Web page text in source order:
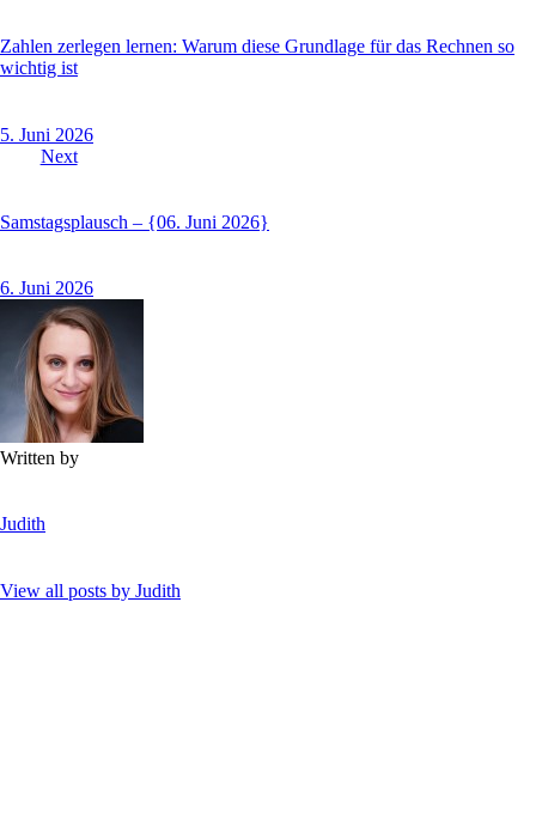
Zahlen zerlegen lernen: Warum diese Grundlage für das Rechnen so
wichtig ist
5. Juni 2026
Next
Samstagsplausch – {06. Juni 2026}
6. Juni 2026
Written by
Judith
View all posts by Judith